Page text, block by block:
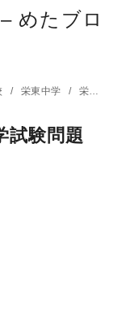
めたブロ
栄東中学 栄東中学 算数 2020年度入学試験問題(A) 問3 比と速さ
試験問題